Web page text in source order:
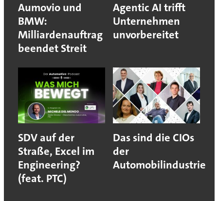
Aumovio und
BMW:
Milliardenauftrag
beendet Streit
Agentic AI trifft
Unternehmen
unvorbereitet
SDV auf der
Straße, Excel im
Engineering?
(feat. PTC)
Das sind die CIOs
der
Automobilindustrie